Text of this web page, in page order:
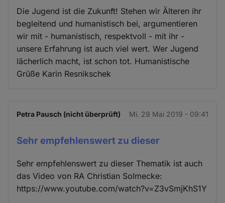
Die Jugend ist die Zukunft! Stehen wir Älteren ihr
begleitend und humanistisch bei, argumentieren
wir mit - humanistisch, respektvoll - mit ihr -
unsere Erfahrung ist auch viel wert. Wer Jugend
lächerlich macht, ist schon tot. Humanistische
Grüße Karin Resnikschek
Petra Pausch (nicht überprüft) Mi. 29 Mai 2019 - 09:41
Sehr empfehlenswert zu dieser
Sehr empfehlenswert zu dieser Thematik ist auch
das Video von RA Christian Solmecke:
https://www.youtube.com/watch?v=Z3vSmjKhS1Y